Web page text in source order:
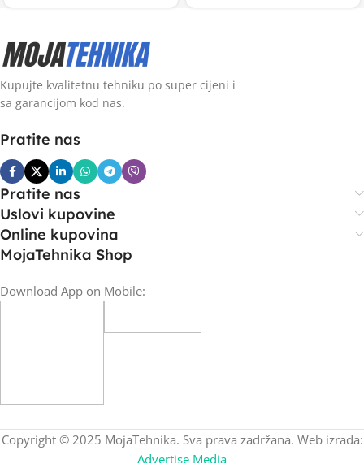
Kupujte kvalitetnu tehniku po super cijeni i
sa garancijom kod nas.
Pratite nas
Pratite nas
Uslovi kupovine
Online kupovina
MojaTehnika Shop
Download App on Mobile:
Copyright © 2025 MojaTehnika. Sva prava zadržana. Web izrada:
Advertise Media